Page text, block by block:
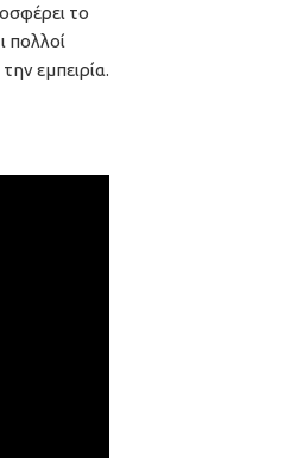
το
πολλοί
εμπειρία.